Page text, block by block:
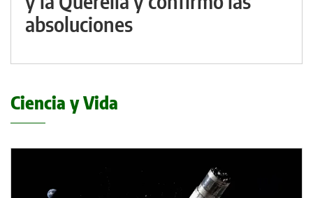
absoluciones
Ciencia y Vida